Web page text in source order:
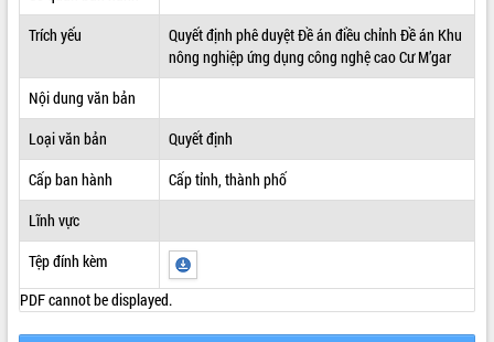
VĂN BẢN HĐND TỈNH
ĐIỂM TIN VĂN BẢN
Trích yếu
Quyết định phê duyệt Đề án điều chỉnh Đề án Khu
nông nghiệp ứng dụng công nghệ cao Cư M’gar
Nội dung văn bản
Loại văn bản
Quyết định
Cấp ban hành
Cấp tỉnh, thành phố
Lĩnh vực
Tệp đính kèm
PDF cannot be displayed.